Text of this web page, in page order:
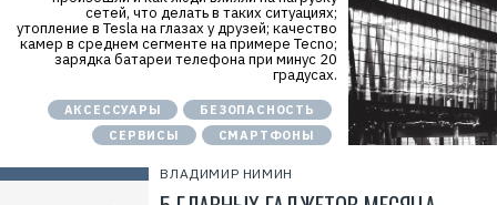
сетей, что делать в таких ситуациях;
утопление в Tesla на глазах у друзей; качество
камер в среднем сегменте на примере Tecno;
зарядка батареи телефона при минус 20
градусах.
АКСЕССУАРЫ
БЕЗОПАСНОСТЬ
СЕРВИСЫ
СМАРТФОНЫ
ВЛАДИМИР НИМИН